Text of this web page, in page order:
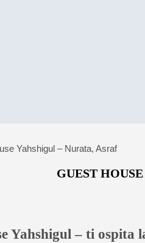
Yahshigul – Nurata, Asraf
GUEST
Yahshigul – ti ospita